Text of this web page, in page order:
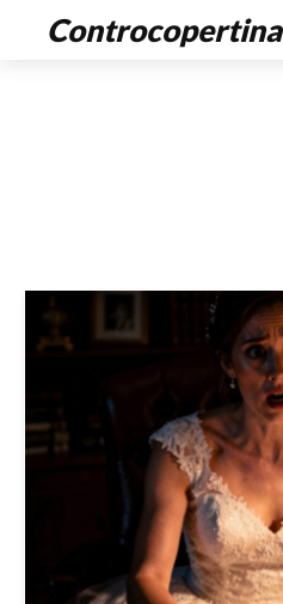
Controcopertina